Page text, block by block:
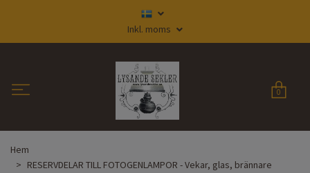
Inkl. moms
0
Hem
RESERVDELAR TILL FOTOGENLAMPOR - Vekar, glas, brännare